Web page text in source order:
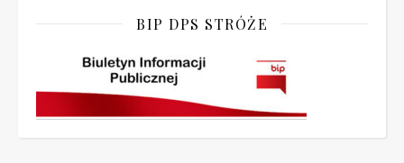
BIP DPS STRÓŻE